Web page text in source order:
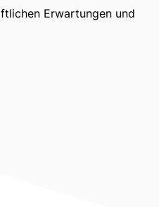
Erwartungen und